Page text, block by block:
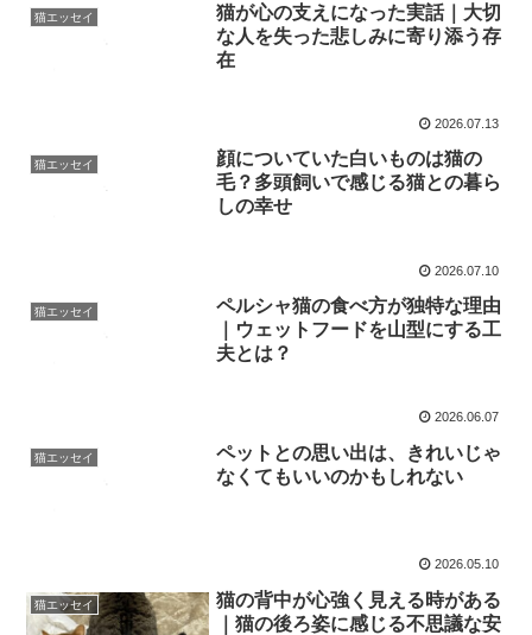
猫エッセイ
猫が心の支えになった実話｜大切
な人を失った悲しみに寄り添う存
在
2026.07.13
猫エッセイ
顔についていた白いものは猫の
毛？多頭飼いで感じる猫との暮ら
しの幸せ
2026.07.10
猫エッセイ
ペルシャ猫の食べ方が独特な理由
｜ウェットフードを山型にする工
夫とは？
2026.06.07
猫エッセイ
ペットとの思い出は、きれいじゃ
なくてもいいのかもしれない
2026.05.10
猫エッセイ
猫の背中が心強く見える時がある
｜猫の後ろ姿に感じる不思議な安